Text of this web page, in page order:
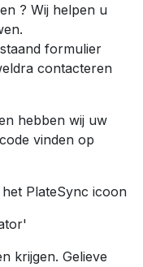
? Wij helpen u
formulier
contacteren
hebben wij uw
vinden op
PlateSync icoon
krijgen. Gelieve